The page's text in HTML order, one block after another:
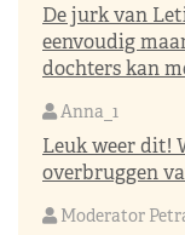
De jurk van
eenvoudig
dochters kan
Anna_1
Leuk weer dit!
overbruggen
Moderator